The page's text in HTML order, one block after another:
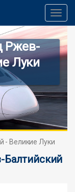
Ржев-
Луки
- Великие Луки
Балтийский